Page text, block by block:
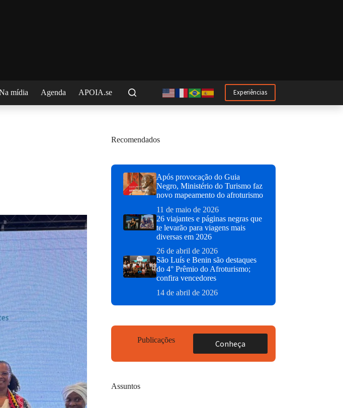
mídia Agenda APOIA.se Experiências
Recomendados
Após provocação do Guia
Negro, Ministério do Turismo faz
novo mapeamento do afroturismo
11 de maio de 2026
26 viajantes e páginas negras que
te levarão para viagens mais
diversas em 2026
26 de abril de 2026
São Luís e Benin são destaques
do 4° Prêmio do Afroturismo;
confira vencedores
14 de abril de 2026
Publicações Conheça
Assuntos